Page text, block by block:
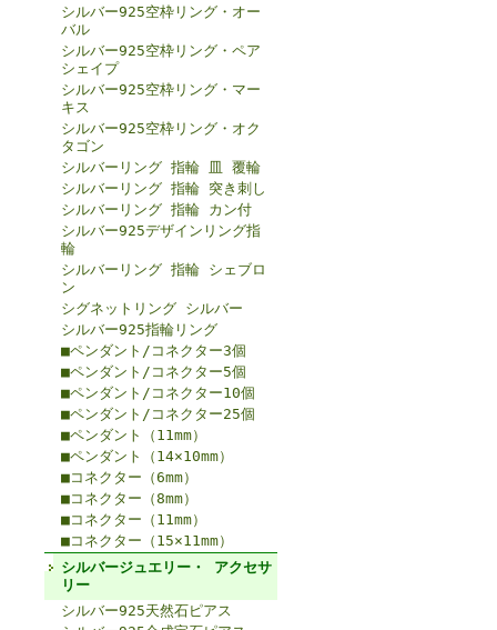
シルバー925空枠リング・オー
バル
シルバー925空枠リング・ペア
シェイプ
シルバー925空枠リング・マー
キス
シルバー925空枠リング・オク
タゴン
シルバーリング 指輪 皿 覆輪
シルバーリング 指輪 突き刺し
シルバーリング 指輪 カン付
シルバー925デザインリング指
輪
シルバーリング 指輪 シェブロ
ン
シグネットリング シルバー
シルバー925指輪リング
■ペンダント/コネクター3個
■ペンダント/コネクター5個
■ペンダント/コネクター10個
■ペンダント/コネクター25個
■ペンダント（11mm）
■ペンダント（14×10mm）
■コネクター（6mm）
■コネクター（8mm）
■コネクター（11mm）
■コネクター（15×11mm）
シルバージュエリー・ アクセサ
リー
シルバー925天然石ピアス